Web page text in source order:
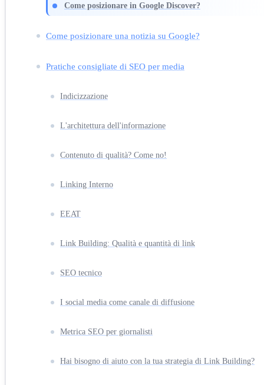
Come posizionare in Google Discover?
Come posizionare una notizia su Google?
Pratiche consigliate di SEO per media
Indicizzazione
L'architettura dell'informazione
Contenuto di qualità? Come no!
Linking Interno
EEAT
Link Building: Qualità e quantità di link
SEO tecnico
I social media come canale di diffusione
Metrica SEO per giornalisti
Hai bisogno di aiuto con la tua strategia di Link Building?